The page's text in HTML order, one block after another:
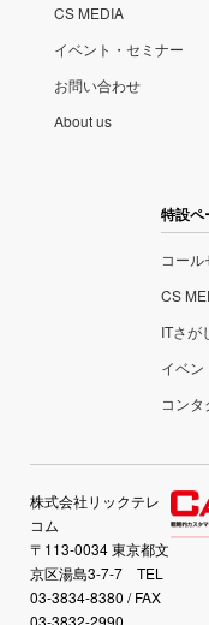
CS MEDIA
イベント・セミナー
お問い合わせ
About us
特設ペ
コー
CS
ITさが
イベン
コン
株式会社リックテレ
コム
〒113-0034 東京都文
京区湯島3-7-7 TEL
03-3834-8380 / FAX
03-3832-2990